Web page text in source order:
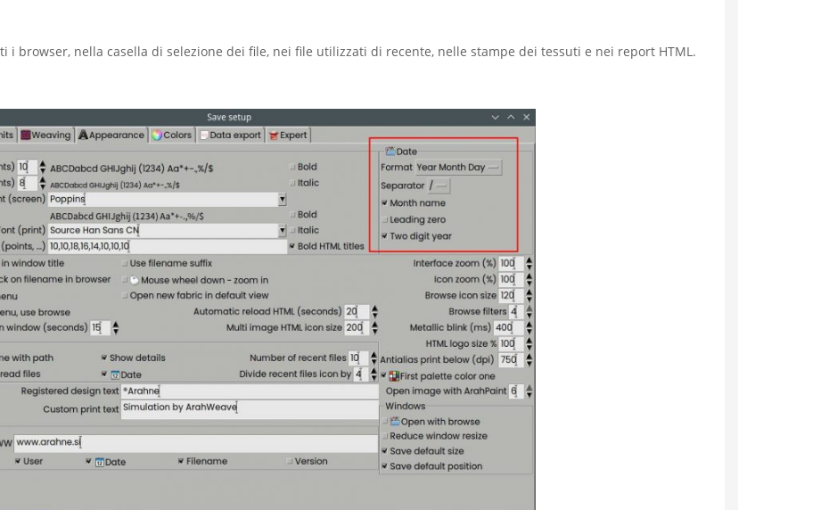
i browser, nella casella di selezione dei file, nei file utilizzati di recente, nelle stampe dei tessuti e nei report HTML.